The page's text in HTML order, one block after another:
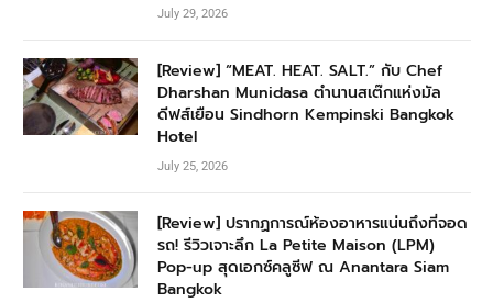
July 29, 2026
[Review] “MEAT. HEAT. SALT.” กับ Chef
Dharshan Munidasa ตำนานสเต๊กแห่งมัล
ดีฟส์เยือน Sindhorn Kempinski Bangkok
Hotel
July 25, 2026
[Review] ปรากฏการณ์ห้องอาหารแน่นถึงที่จอด
รถ! รีวิวเจาะลึก La Petite Maison (LPM)
Pop-up สุดเอกซ์คลูซีฟ ณ Anantara Siam
Bangkok